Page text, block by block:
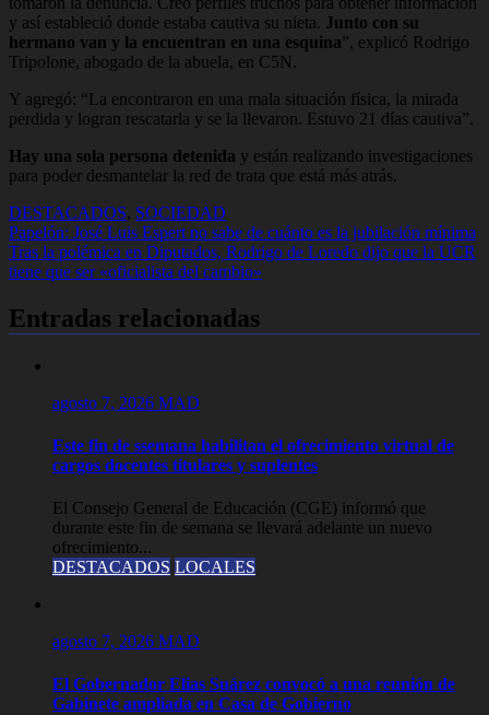
y así estableció donde estaba cautiva su nieta. Junto con su
hermano van y la encuentran en una esquina”, explicó Rodrigo
Tripolone, abogado de la abuela, en C5N.
Y agregó: “La encontraron en una mala situación física, la mirada
perdida y logran rescatarla y se la llevaron. Estuvo 21 días cautiva”.
Hay una sola persona detenida y están realizando investigaciones
para poder desmantelar la red de trata que está más atrás.
DESTACADOS, SOCIEDAD
Navegación
de
Papelón: José Luis Espert no sabe de cuánto es la jubilación mínima
Tras la polémica en Diputados, Rodrigo de Loredo dijo que la UCR
tiene que ser «oficialista del cambio»
Entradas relacionadas
agosto 7, 2026 MAD
Este fin de ssemana habilitan el ofrecimiento virtual de
cargos docentes titulares y suplentes
El Consejo General de Educación (CGE) informó que
durante este fin de semana se llevará adelante un nuevo
ofrecimiento...
DESTACADOS LOCALES
agosto 7, 2026 MAD
El Gobernador Elias Suárez convocó a una reunión de
Gabinete ampliada en Casa de Gobierno